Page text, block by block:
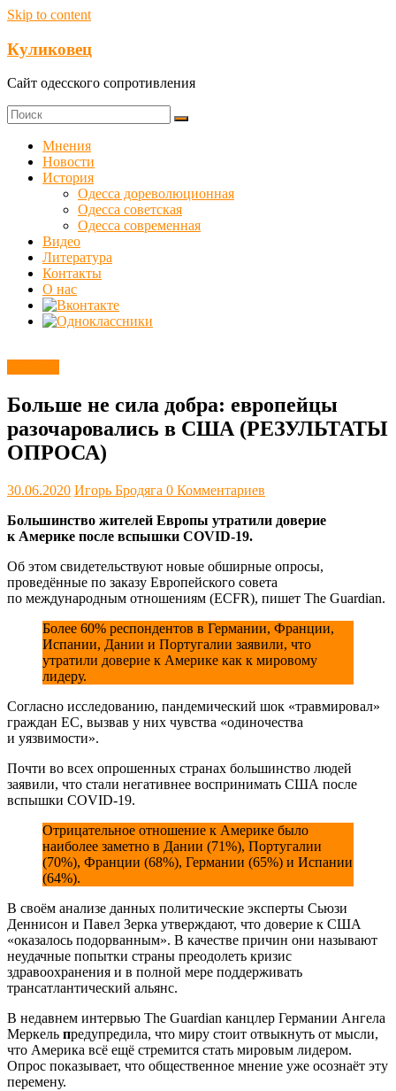
Skip to content
Куликовец
Сайт одесского сопротивления
Мнения
Новости
История
Одесса дореволюционная
Одесса советская
Одесса современная
Видео
Литература
Контакты
О нас
Больше не сила добра: европейцы
разочаровались в США (РЕЗУЛЬТАТЫ
ОПРОСА)
30.06.2020 Игорь Бродяга 0 Комментариев
Большинство жителей Европы утратили доверие
к Америке после вспышки COVID-19.
Об этом свидетельствуют новые обширные опросы,
проведённые по заказу Европейского совета
по международным отношениям (ECFR), пишет The Guardian.
Более 60% респондентов в Германии, Франции,
Испании, Дании и Португалии заявили, что
утратили доверие к Америке как к мировому
лидеру.
Согласно исследованию, пандемический шок «травмировал»
граждан ЕС, вызвав у них чувства «одиночества
и уязвимости».
Почти во всех опрошенных странах большинство людей
заявили, что стали негативнее воспринимать США после
вспышки COVID-19.
Отрицательное отношение к Америке было
наиболее заметно в Дании (71%), Португалии
(70%), Франции (68%), Германии (65%) и Испании
(64%).
В своём анализе данных политические эксперты Сьюзи
Деннисон и Павел Зерка утверждают, что доверие к США
«оказалось подорванным». В качестве причин они называют
неудачные попытки страны преодолеть кризис
здравоохранения и в полной мере поддерживать
трансатлантический альянс.
В недавнем интервью The Guardian канцлер Германии Ангела
Меркель предупредила, что миру стоит отвыкнуть от мысли,
что Америка всё ещё стремится стать мировым лидером.
Опрос показывает, что общественное мнение уже осознаёт эту
перемену.